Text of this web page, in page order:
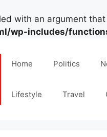
with an argument that
wp-includes/
Home Politics
Lifestyle Travel